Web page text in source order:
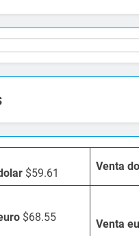
$59.61
Venta
$68.55
Venta